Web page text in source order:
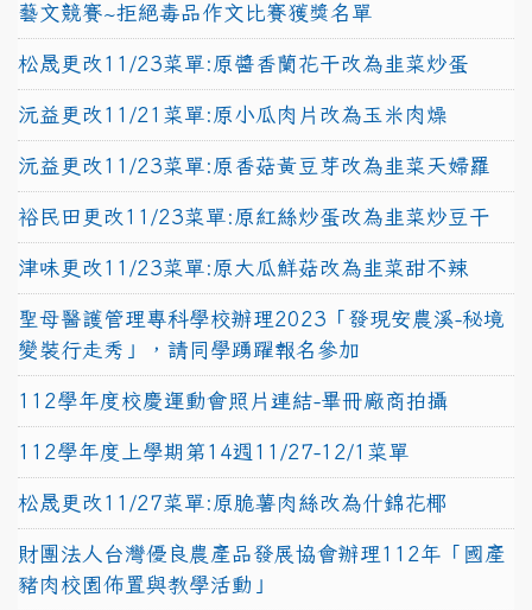
藝文競賽~拒絕毒品作文比賽獲獎名單
松晟更改11/23菜單:原醬香蘭花干改為韭菜炒蛋
沅益更改11/21菜單:原小瓜肉片改為玉米肉燥
沅益更改11/23菜單:原香菇黃豆芽改為韭菜天婦羅
裕民田更改11/23菜單:原紅絲炒蛋改為韭菜炒豆干
津味更改11/23菜單:原大瓜鮮菇改為韭菜甜不辣
聖母醫護管理專科學校辦理2023「發現安農溪-秘境
變裝行走秀」，請同學踴躍報名參加
112學年度校慶運動會照片連結-畢冊廠商拍攝
112學年度上學期第14週11/27-12/1菜單
松晟更改11/27菜單:原脆薯肉絲改為什錦花椰
財團法人台灣優良農產品發展協會辦理112年「國產
豬肉校園佈置與教學活動」